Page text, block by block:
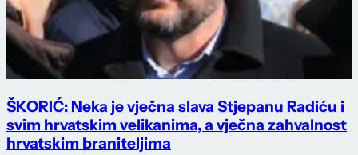
ŠKORIĆ: Neka je vječna slava Stjepanu Radiću i
svim hrvatskim velikanima, a vječna zahvalnost
hrvatskim braniteljima